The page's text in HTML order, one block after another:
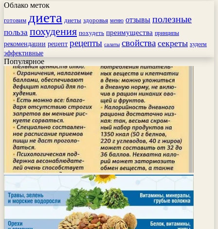
Облако меток
готовим диета диеты здоровья меню отзывы полезные
польза похудения похудеть преимущества принципы
рекомендации рецепт рецепты салаты свойства секреты худеем
эффективные
Популярное